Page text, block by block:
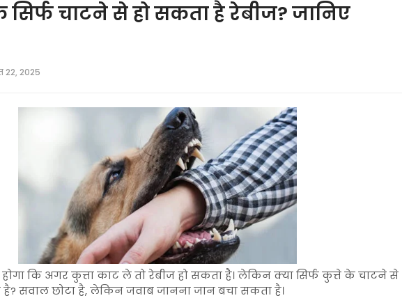
सिर्फ चाटने से हो सकता है रेबीज? जानिए
22, 2025
कि अगर कुत्ता काट ले तो रेबीज हो सकता है। लेकिन क्या सिर्फ कुत्ते के चाटने से
है? सवाल छोटा है, लेकिन जवाब जानना जान बचा सकता है।